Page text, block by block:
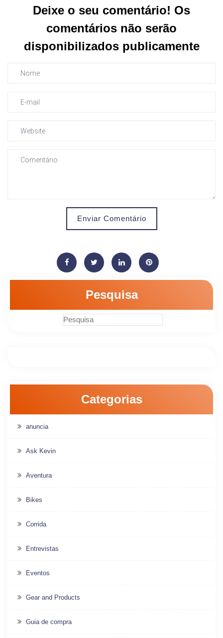
Deixe o seu comentário! Os
comentários não serão
disponibilizados publicamente
Enviar Comentário
Pesquisa
Categorias
anuncia
Ask Kevin
Aventura
Bikes
Corrida
Entrevistas
Eventos
Gear and Products
Guia de compra